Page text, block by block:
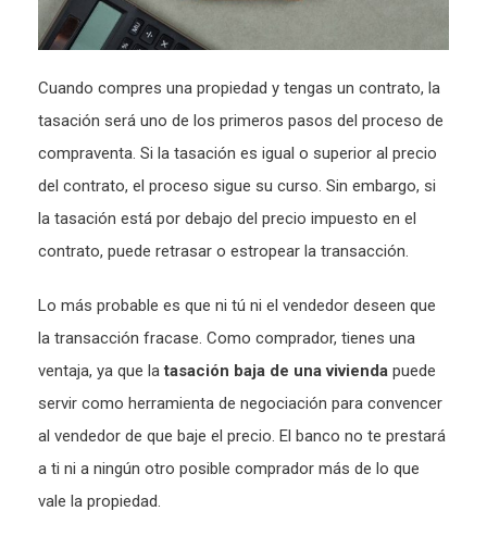
Cuando compres una propiedad y tengas un contrato, la
tasación será uno de los primeros pasos del proceso de
compraventa. Si la tasación es igual o superior al precio
del contrato, el proceso sigue su curso. Sin embargo, si
la tasación está por debajo del precio impuesto en el
contrato, puede retrasar o estropear la transacción.
Lo más probable es que ni tú ni el vendedor deseen que
la transacción fracase. Como comprador, tienes una
ventaja, ya que latasación baja de una vivienda puede
servir como herramienta de negociación para convencer
al vendedor de que baje el precio. El banco no te prestará
a ti ni a ningún otro posible comprador más de lo que
vale la propiedad.